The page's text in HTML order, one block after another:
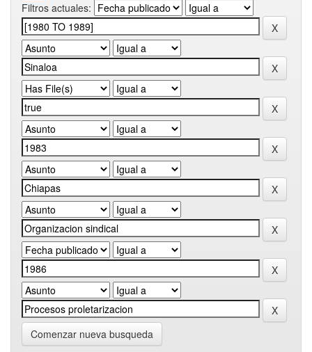
Filtros actuales:
Comenzar nueva busqueda